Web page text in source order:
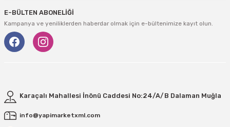
E-BÜLTEN ABONELİĞİ
Kampanya ve yeniliklerden haberdar olmak için e-bültenimize kayıt olun.
Karaçalı Mahallesi İnönü Caddesi No:24/A/B Dalaman Muğla
info@yapimarketxml.com